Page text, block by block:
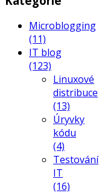
Microblogging
(11)
IT blog
(123)
Linuxové
distribuce
(13)
Úryvky
kódu
(4)
Testování
IT
(16)